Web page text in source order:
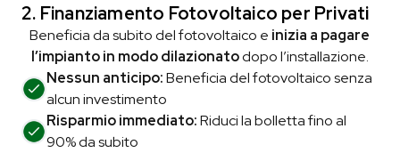
2. Finanziamento Fotovoltaico per Privati
Beneficia da subito del fotovoltaico e inizia a pagare
l’impianto in modo dilazionatodopo l’installazione.
Nessun anticipo:Beneficia del fotovoltaico senza
alcun investimento
Risparmio immediato:Riduci la bolletta fino al
90% da subito